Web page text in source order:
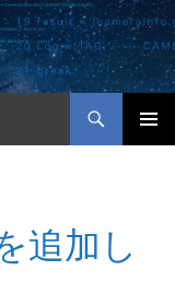
追加し